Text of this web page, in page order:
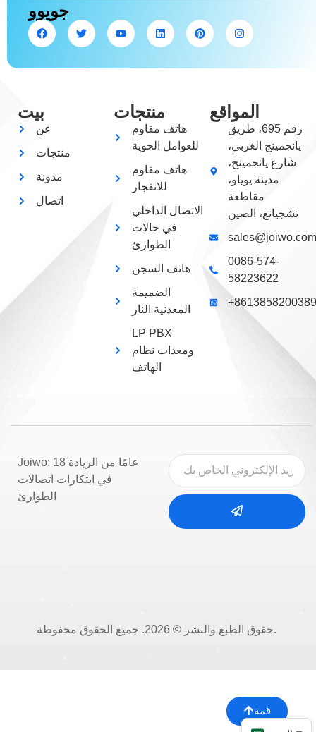
جويوو
بيت
عن
منتجات
مدونة
اتصال
منتجات
هاتف مقاوم
للعوامل الجوية
هاتف مقاوم
للانفجار
الاتصال الداخلي
في حالات
الطوارئ
هاتف السجن
الضميمة
المعدنية النار
LP PBX
ومعدات نظام
الهاتف
المواقع
رقم 695، طريق
يانجمينج الغربي،
شارع يانجمينج،
مدينة يوياو،
مقاطعة
تشجيانغ، الصين
sales@joiwo.com
0086-574-
58223622
+8613858200389
Joiwo: 18 عامًا من الريادة
في ابتكارات اتصالات
قمة
حقوق الطبع والنشر © 2026. جميع الحقوق محفوظة.